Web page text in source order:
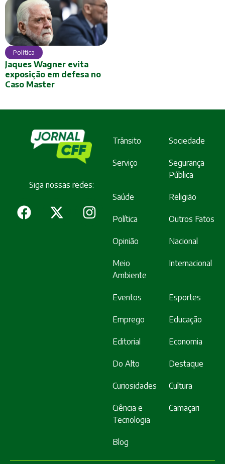
Política
Jaques Wagner evita
exposição em defesa no
Caso Master
Siga nossas redes:
Trânsito Sociedade
Serviço
Segurança
Pública
Saúde Religião
Política Outros Fatos
Opinião Nacional
Meio
Ambiente
Internacional
Eventos Esportes
Emprego Educação
Editorial Economia
Do Alto Destaque
Curiosidades Cultura
Ciência e
Tecnologia
Camaçari
Blog